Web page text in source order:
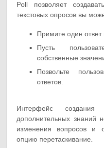
Poll позволяет
текстовых опросов вы
Примите один ответ
Пусть
собственные
Позвольте
ответов.
Интерфейс
дополнительных знаний
изменения вопросов и
опцию перетаскивание.